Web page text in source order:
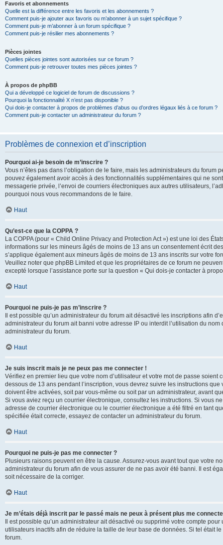
Favoris et abonnements
Quelle est la différence entre les favoris et les abonnements ?
Comment puis-je ajouter aux favoris ou m’abonner à un sujet spécifique ?
Comment puis-je m’abonner à un forum spécifique ?
Comment puis-je résilier mes abonnements ?
Pièces jointes
Quelles pièces jointes sont autorisées sur ce forum ?
Comment puis-je retrouver toutes mes pièces jointes ?
À propos de phpBB
Qui a développé ce logiciel de forum de discussions ?
Pourquoi la fonctionnalité X n’est pas disponible ?
Qui dois-je contacter à propos de problèmes d’abus ou d’ordres légaux liés à ce forum ?
Comment puis-je contacter un administrateur du forum ?
Problèmes de connexion et d’inscription
Pourquoi ai-je besoin de m’inscrire ?
Vous n’êtes pas dans l’obligation de le faire, mais les administrateurs du
pouvez également avoir accès à des fonctionnalités supplémentaires qui ne
messagerie privée, l’envoi de courriers électroniques aux autres utilisateurs,
pourquoi nous vous recommandons de le faire.
Haut
Qu’est-ce que la COPPA ?
La COPPA (pour « Child Online Privacy and Protection Act ») est une loi des
informations sur les mineurs âgés de moins de 13 ans un consentement écrit
s’applique également aux mineurs âgés de moins de 13 ans inscrits sur votre
Veuillez noter que phpBB Limited et que les propriétaires de ce forum ne
excepté lorsque l’assistance porte sur la question « Qui dois-je contacter à
Haut
Pourquoi ne puis-je pas m’inscrire ?
Il est possible qu’un administrateur du forum ait désactivé les inscriptions afin
administrateur du forum ait banni votre adresse IP ou interdit l’utilisation du
administrateur du forum.
Haut
Je suis inscrit mais je ne peux pas me connecter !
Vérifiez en premier lieu que votre nom d’utilisateur et votre mot de passe
dessous de 13 ans pendant l’inscription, vous devrez suivre les instructions
doivent être activées, soit par vous-même ou soit par un administrateur, avant
Si vous aviez reçu un courrier électronique, consultez les instructions. Si vous
adresse de courrier électronique ou le courrier électronique a été filtré en tant
spécifiée était correcte, essayez de contacter un administrateur du forum.
Haut
Pourquoi ne puis-je pas me connecter ?
Plusieurs raisons peuvent en être la cause. Assurez-vous avant tout que votre
administrateur du forum afin de vous assurer de ne pas avoir été banni. Il est
soit nécessaire de la corriger.
Haut
Je m’étais déjà inscrit par le passé mais ne peux à présent plus me
Il est possible qu’un administrateur ait désactivé ou supprimé votre compte
utilisateurs inactifs afin de réduire la taille de leur base de données. Si tel était
forum.